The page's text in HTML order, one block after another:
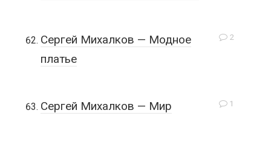
2
Сергей Михалков — Модное
платье
1
Сергей Михалков — Мир